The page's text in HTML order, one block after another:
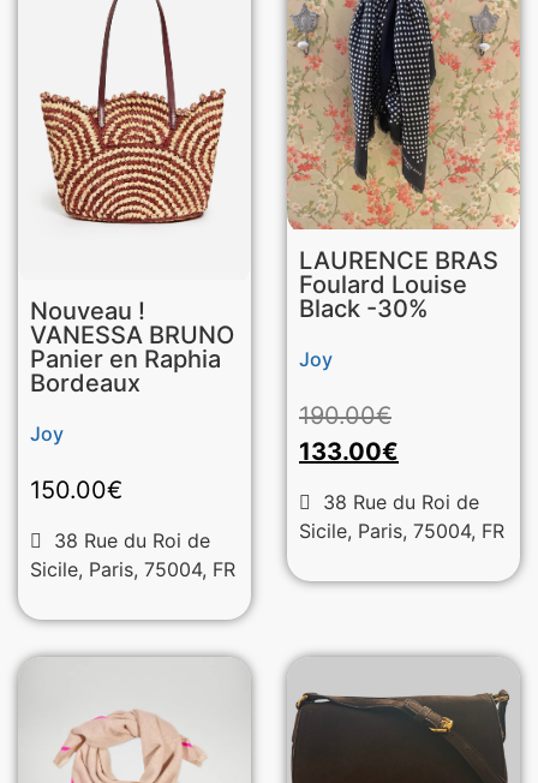
Nouveau !
VANESSA BRUNO
Panier en Raphia
Bordeaux
Joy
150.00€
38 Rue du Roi de
Sicile, Paris, 75004, FR
LAURENCE BRAS
Foulard Louise
Black -30%
Joy
190.00€
133.00€
38 Rue du Roi de
Sicile, Paris, 75004, FR